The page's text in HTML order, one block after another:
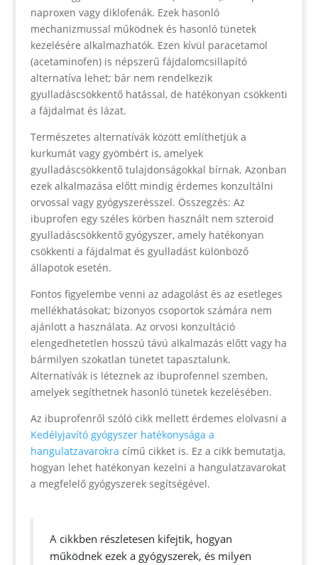
naproxen vagy diklofenák. Ezek hasonló
mechanizmussal működnek és hasonló tünetek
kezelésére alkalmazhatók. Ezen kívül paracetamol
(acetaminofen) is népszerű fájdalomcsillapító
alternatíva lehet; bár nem rendelkezik
gyulladáscsökkentő hatással, de hatékonyan csökkenti
a fájdalmat és lázat.
Természetes alternatívák között említhetjük a
kurkumát vagy gyömbért is, amelyek
gyulladáscsökkentő tulajdonságokkal bírnak. Azonban
ezek alkalmazása előtt mindig érdemes konzultálni
orvossal vagy gyógyszerésszel. Összegzés: Az
ibuprofen egy széles körben használt nem szteroid
gyulladáscsökkentő gyógyszer, amely hatékonyan
csökkenti a fájdalmat és gyulladást különböző
állapotok esetén.
Fontos figyelembe venni az adagolást és az esetleges
mellékhatásokat; bizonyos csoportok számára nem
ajánlott a használata. Az orvosi konzultáció
elengedhetetlen hosszú távú alkalmazás előtt vagy ha
bármilyen szokatlan tünetet tapasztalunk.
Alternatívák is léteznek az ibuprofennel szemben,
amelyek segíthetnek hasonló tünetek kezelésében.
Az ibuprofenről szóló cikk mellett érdemes elolvasni a
Kedélyjavító gyógyszer hatékonysága a
hangulatzavarokra című cikket is. Ez a cikk bemutatja,
hogyan lehet hatékonyan kezelni a hangulatzavarokat
a megfelelő gyógyszerek segítségével.
A cikkben részletesen kifejtik, hogyan
működnek ezek a gyógyszerek, és milyen